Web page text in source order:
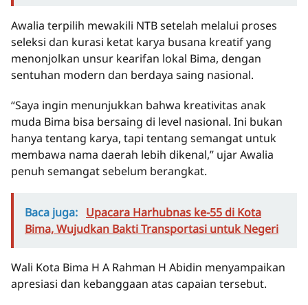
Awalia terpilih mewakili NTB setelah melalui proses
seleksi dan kurasi ketat karya busana kreatif yang
menonjolkan unsur kearifan lokal Bima, dengan
sentuhan modern dan berdaya saing nasional.
“Saya ingin menunjukkan bahwa kreativitas anak
muda Bima bisa bersaing di level nasional. Ini bukan
hanya tentang karya, tapi tentang semangat untuk
membawa nama daerah lebih dikenal,” ujar Awalia
penuh semangat sebelum berangkat.
Baca juga: Upacara Harhubnas ke-55 di Kota
Bima, Wujudkan Bakti Transportasi untuk Negeri
Wali Kota Bima H A Rahman H Abidin menyampaikan
apresiasi dan kebanggaan atas capaian tersebut.